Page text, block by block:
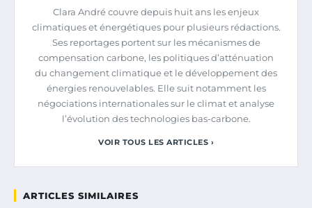
Clara André couvre depuis huit ans les enjeux
climatiques et énergétiques pour plusieurs rédactions.
Ses reportages portent sur les mécanismes de
compensation carbone, les politiques d’atténuation
du changement climatique et le développement des
énergies renouvelables. Elle suit notamment les
négociations internationales sur le climat et analyse
l’évolution des technologies bas-carbone.
VOIR TOUS LES ARTICLES ›
ARTICLES SIMILAIRES